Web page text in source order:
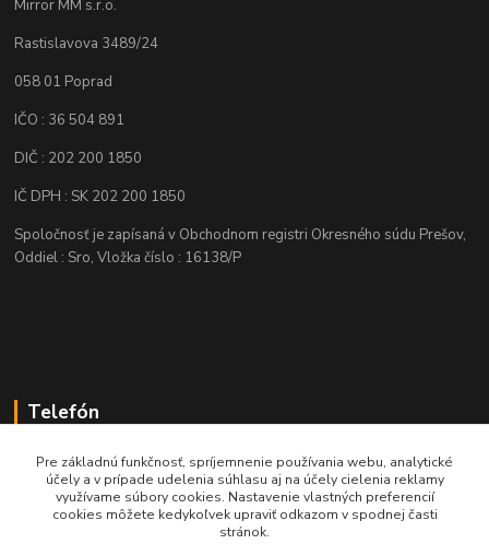
Mirror MM s.r.o.
Rastislavova 3489/24
058 01 Poprad
IČO : 36 504 891
DIČ : 202 200 1850
IČ DPH : SK 202 200 1850
Spoločnosť je zapísaná v Obchodnom registri Okresného súdu Prešov,
Oddiel : Sro, Vložka číslo : 16138/P
Telefón
+421 905 622 625
obchod@nozeplus.sk
Pre základnú funkčnosť, spríjemnenie používania webu, analytické
účely a v prípade udelenia súhlasu aj na účely cielenia reklamy
využívame súbory cookies. Nastavenie vlastných preferencií
cookies môžete kedykoľvek upraviť odkazom v spodnej časti
stránok.